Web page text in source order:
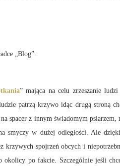
„Blog”.
” mająca na celu zrzeszanie
patrzą krzywo idąc drugą
spacer z innym świadomym
smyczy w dużej odległości. Ale
spojrzeń obcych i
po fakcie. Szczególnie jeśli